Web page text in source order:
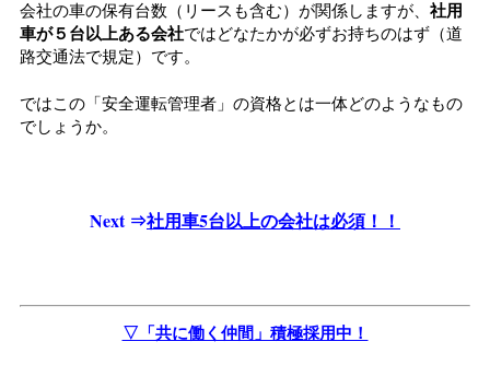
会社の車の保有台数（リースも含む）が関係しますが、 社用
車が５台以上ある会社ではどなたかが必ずお持ちのはず（道
路交通法で規定）です。
ではこの「安全運転管理者」の資格とは一体どのようなもの
でしょうか。
Next ⇒社用車5台以上の会社は必須！！
▽「共に働く仲間」積極採用中！